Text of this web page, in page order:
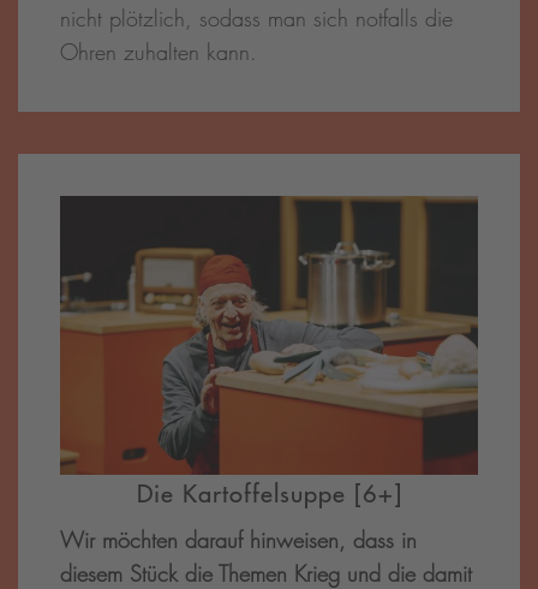
nicht plötzlich, sodass man sich notfalls die
Ohren zuhalten kann.
Die Kartoffelsuppe [6+]
Wir möchten darauf hinweisen, dass in
diesem Stück die Themen Krieg und die damit